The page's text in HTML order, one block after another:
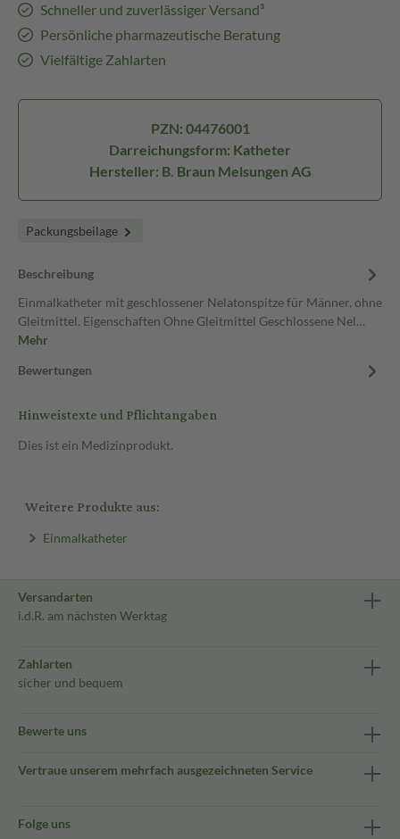
Schneller und zuverlässiger Versand³
Persönliche pharmazeutische Beratung
Vielfältige Zahlarten
PZN: 04476001
Darreichungsform: Katheter
Hersteller: B. Braun Melsungen AG
Packungsbeilage
Beschreibung
Einmalkatheter mit geschlossener Nelatonspitze für Männer, ohne
Gleitmittel. Eigenschaften Ohne Gleitmittel Geschlossene Nel…
Mehr
Bewertungen
Hinweistexte und Pflichtangaben
Dies ist ein Medizinprodukt.
Weitere Produkte aus:
Einmalkatheter
Versandarten
i.d.R. am nächsten Werktag
Zahlarten
sicher und bequem
Bewerte uns
Vertraue unserem mehrfach ausgezeichneten Service
Folge uns